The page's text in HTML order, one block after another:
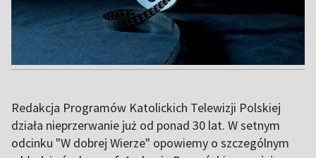
Redakcja Programów Katolickich Telewizji Polskiej
działa nieprzerwanie już od ponad 30 lat. W setnym
odcinku "W dobrej Wierze" opowiemy o szczególnym